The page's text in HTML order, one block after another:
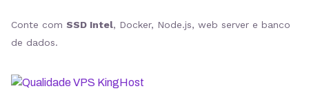
Conte com SSD Intel, Docker, Node.js, web server e banco
de dados.